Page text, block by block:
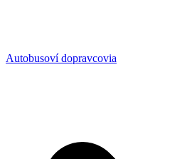
Autobusoví dopravcovia